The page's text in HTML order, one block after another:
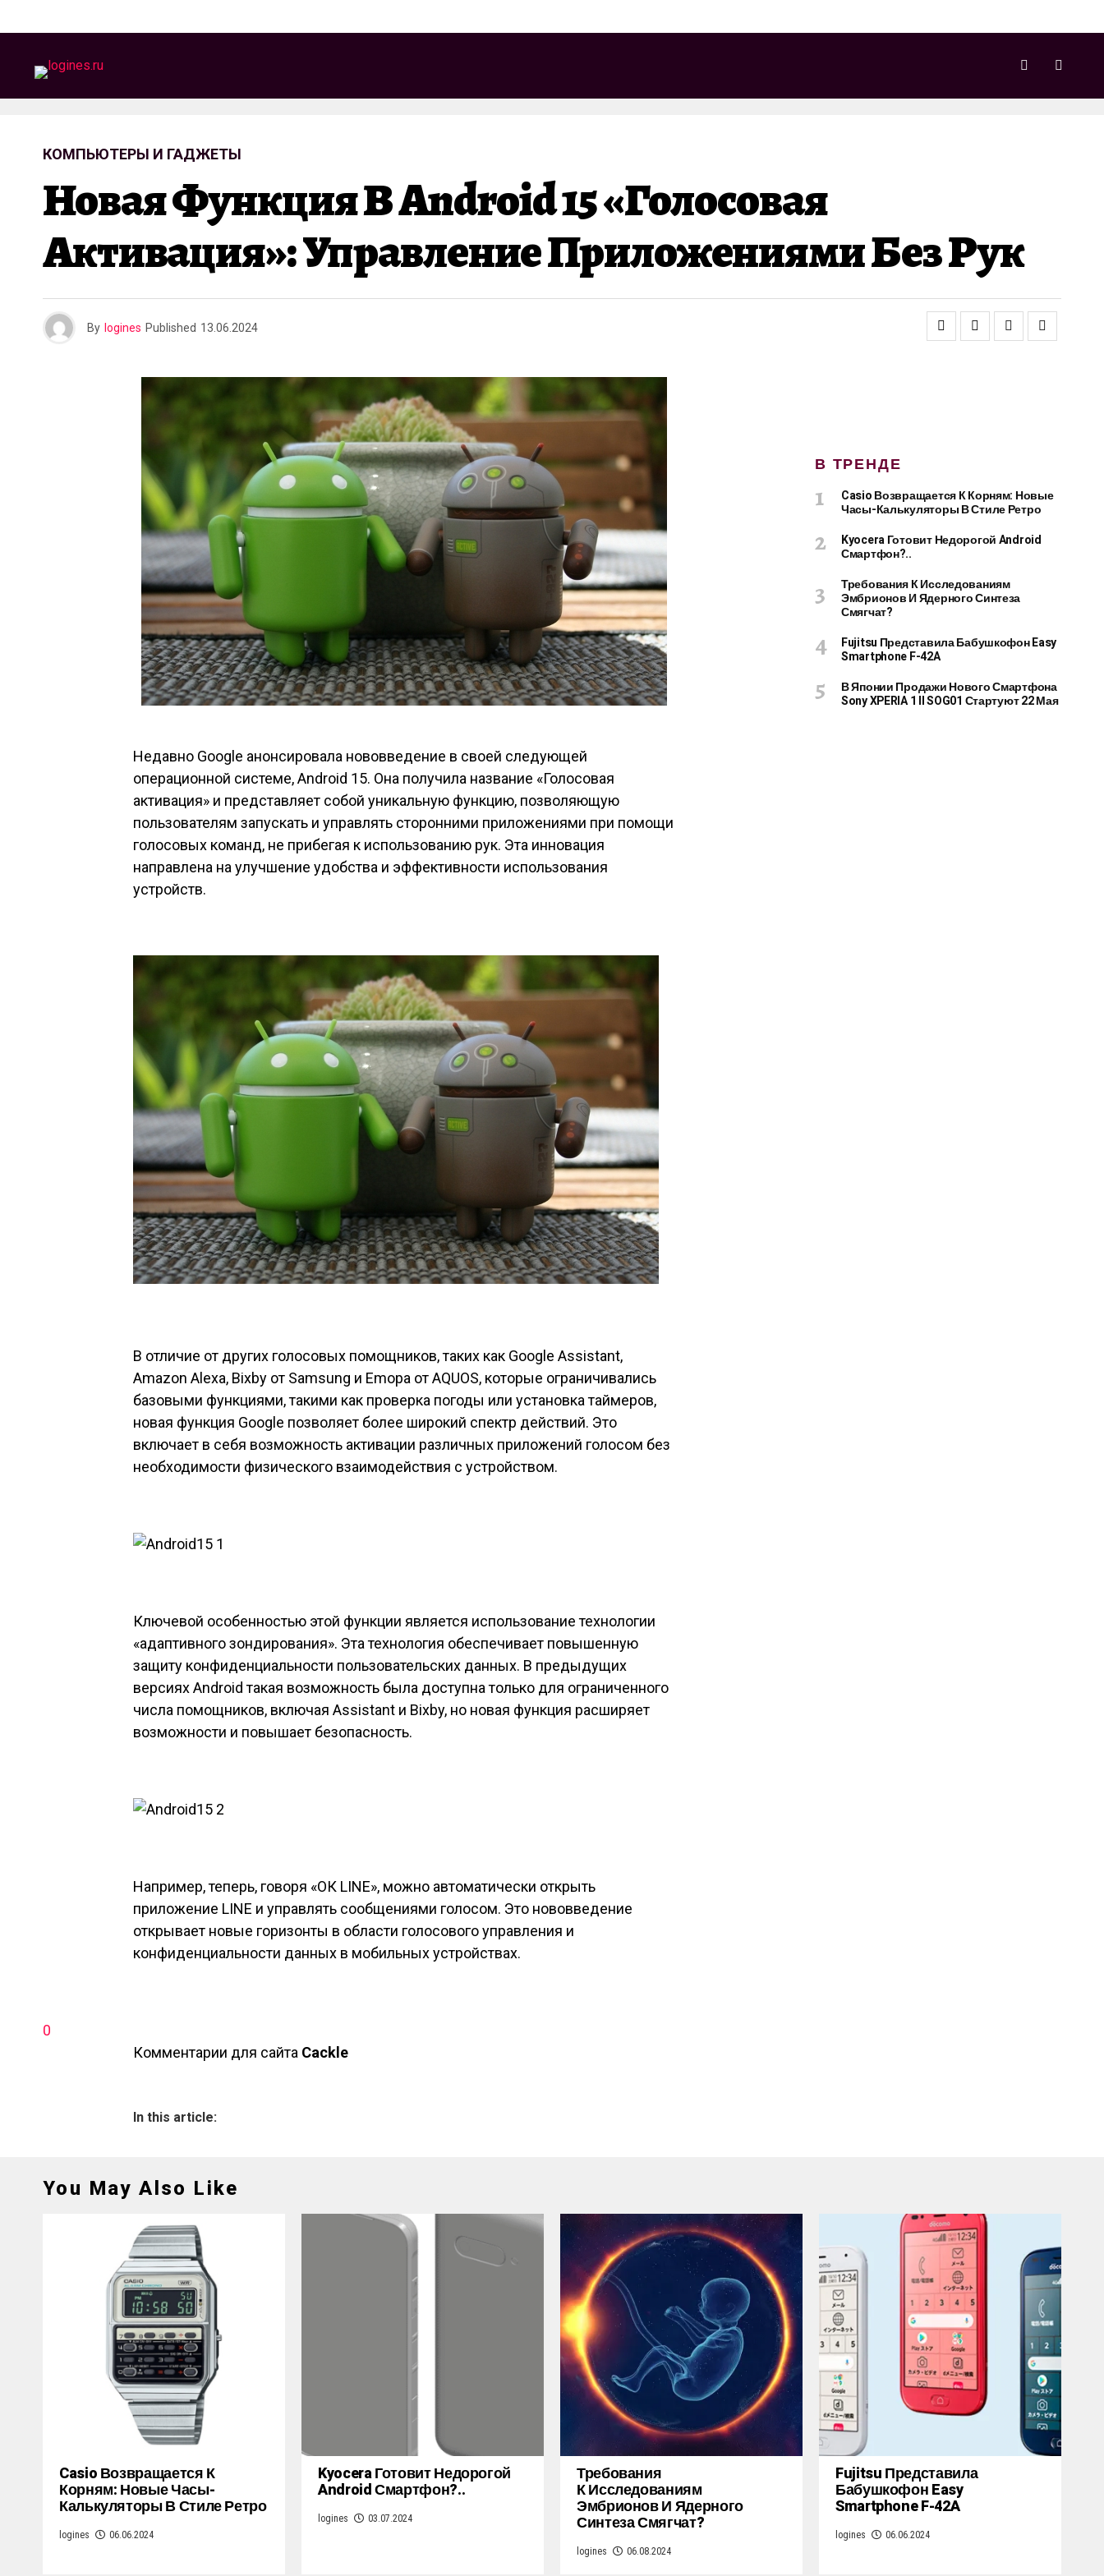
КОМПЬЮТЕРЫ И ГАДЖЕТЫ
Новая Функция В Android 15 «Голосовая
Активация»: Управление Приложениями Без Рук
By logines Published 13.06.2024
Недавно Google анонсировала нововведение в своей следующей
операционной системе, Android 15. Она получила название «Голосовая
активация» и представляет собой уникальную функцию, позволяющую
пользователям запускать и управлять сторонними приложениями при помощи
голосовых команд, не прибегая к использованию рук. Эта инновация
направлена на улучшение удобства и эффективности использования
устройств.
В отличие от других голосовых помощников, таких как Google Assistant,
Amazon Alexa, Bixby от Samsung и Emopa от AQUOS, которые ограничивались
базовыми функциями, такими как проверка погоды или установка таймеров,
новая функция Google позволяет более широкий спектр действий. Это
включает в себя возможность активации различных приложений голосом без
необходимости физического взаимодействия с устройством.
Ключевой особенностью этой функции является использование технологии
«адаптивного зондирования». Эта технология обеспечивает повышенную
защиту конфиденциальности пользовательских данных. В предыдущих
версиях Android такая возможность была доступна только для ограниченного
числа помощников, включая Assistant и Bixby, но новая функция расширяет
возможности и повышает безопасность.
Например, теперь, говоря «ОК LINE», можно автоматически открыть
приложение LINE и управлять сообщениями голосом. Это нововведение
открывает новые горизонты в области голосового управления и
конфиденциальности данных в мобильных устройствах.
0
Комментарии для сайта Cackl e
In this article:
В ТРЕНДЕ
Casio Возвращается К Корням: Новые
Часы-Калькуляторы В Стиле Ретро
Kyocera Готовит Недорогой Android
Смартфон?..
Требования К Исследованиям
Эмбрионов И Ядерного Синтеза
Смягчат?
Fujitsu Представила Бабушкофон Easy
Smartphone F-42A
В Японии Продажи Нового Смартфона
Sony XPERIA 1 II SOG01 Стартуют 22 Мая
You May Also Like
Casio Возвращается К
Корням: Новые Часы-
Калькуляторы В Стиле Ретро
logines 06.06.2024
Kyocera Готовит Недорогой
Android Смартфон?..
logines 03.07.2024
Требования
К Исследованиям
Эмбрионов И Ядерного
Синтеза Смягчат?
logines 06.08.2024
Fujitsu Представила
Бабушкофон Easy
Smartphone F-42A
logines 06.06.2024